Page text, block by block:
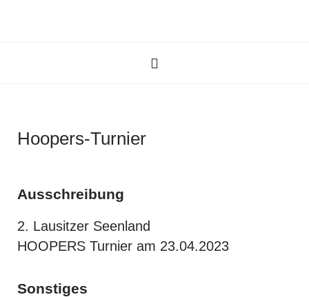
Hoopers-Turnier
Ausschreibung
2. Lausitzer Seenland
HOOPERS Turnier am 23.04.2023
Sonstiges